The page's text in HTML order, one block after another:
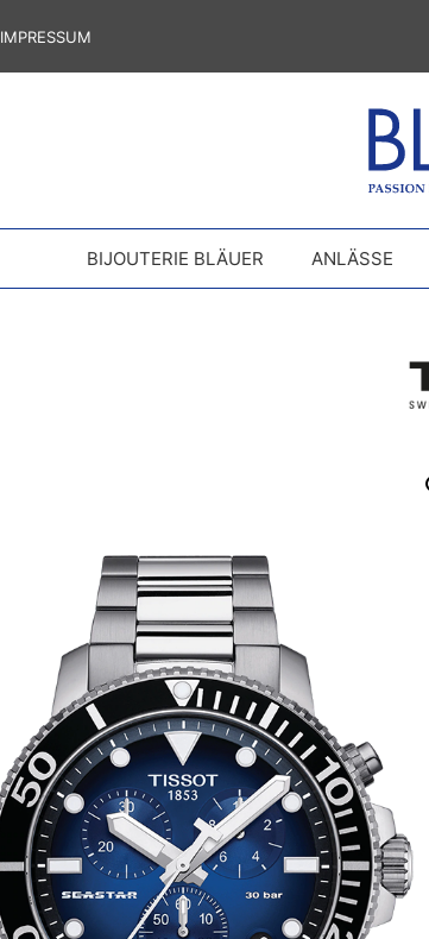
IMPRESSUM
BIJOUTERIE BLÄUER ANLÄSSE